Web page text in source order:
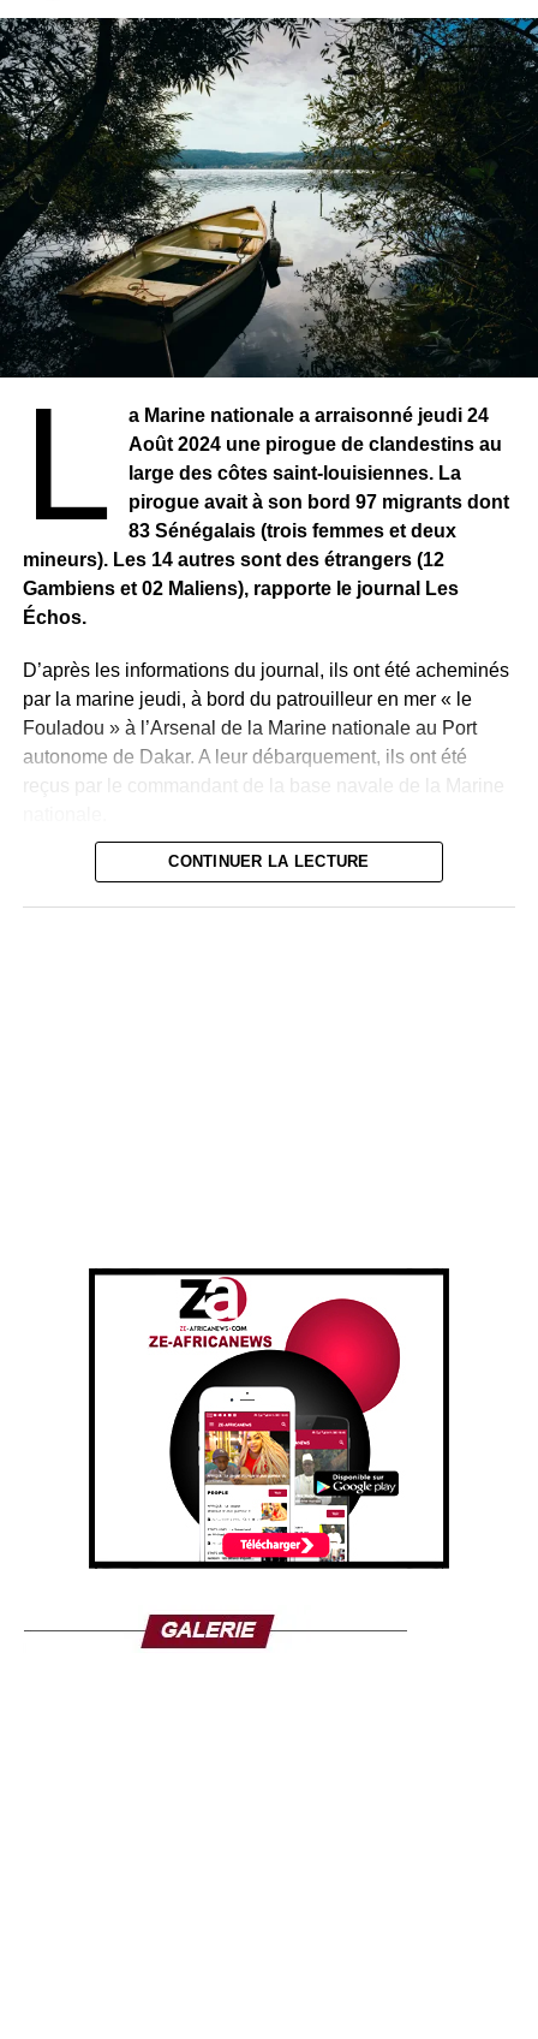
Source : Marine nationale Sénégalaise
Crédit photo : Marine nationale Sénégalaise
L
a Marine nationale a arraisonné jeudi 24
Août 2024 une pirogue de clandestins au
large des côtes saint-louisiennes. La
pirogue avait à son bord 97 migrants dont
83 Sénégalais (trois femmes et deux
mineurs). Les 14 autres sont des étrangers (12
Gambiens et 02 Maliens), rapporte le journal Les
Échos.
D’après les informations du journal, ils ont été acheminés
par la marine jeudi, à bord du patrouilleur en mer « le
Fouladou » à l’Arsenal de la Marine nationale au Port
autonome de Dakar. A leur débarquement, ils ont été
reçus par le commandant de la base navale de la Marine
Il faut préciser que « dès l’annonce par la marine de
CONTINUER LA LECTURE